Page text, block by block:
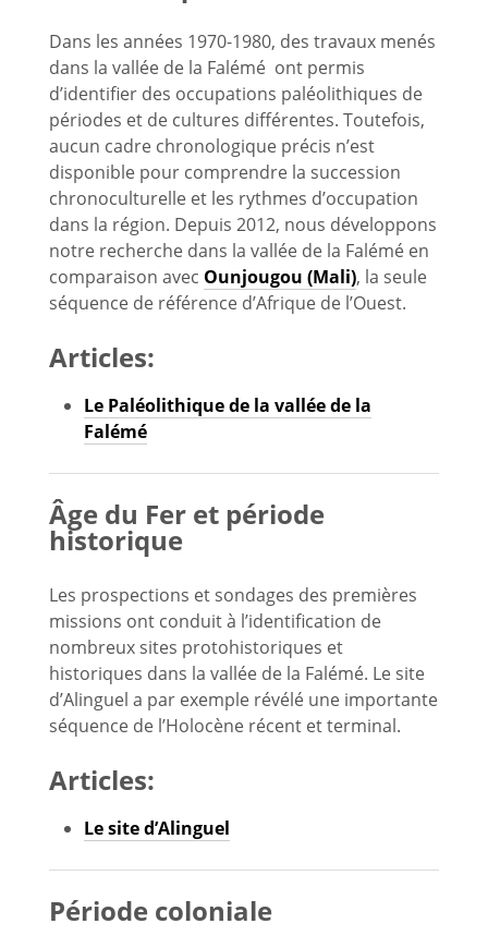
Dans les années 1970-1980, des travaux menés
dans la vallée de la Falémé ont permis
d’identifier des occupations paléolithiques de
périodes et de cultures différentes. Toutefois,
aucun cadre chronologique précis n’est
disponible pour comprendre la succession
chronoculturelle et les rythmes d’occupation
dans la région. Depuis 2012, nous développons
notre recherche dans la vallée de la Falémé en
comparaison avec Ounjougou (Mali), la seule
séquence de référence d’Afrique de l’Ouest.
Articles:
Le Paléolithique de la vallée de la
Falémé
Âge du Fer et période
historique
Les prospections et sondages des premières
missions ont conduit à l’identification de
nombreux sites protohistoriques et
historiques dans la vallée de la Falémé. Le site
d’Alinguel a par exemple révélé une importante
séquence de l’Holocène récent et terminal.
Articles:
Le site d’Alinguel
Période coloniale